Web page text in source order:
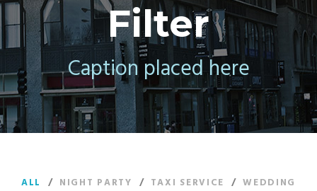
Filter
Caption placed here
ALL / NIGHT PARTY / TAXI SERVICE / WEDDING